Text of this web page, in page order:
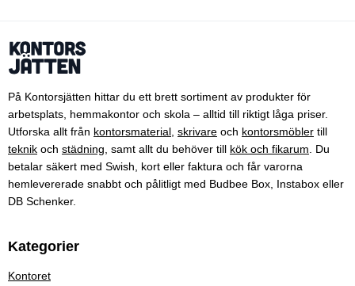
På Kontorsjätten hittar du ett brett sortiment av produkter för
arbetsplats, hemmakontor och skola – alltid till riktigt låga priser.
Utforska allt från kontorsmaterial skrivare och kontorsmöbler till
teknik och städning , samt allt du behöver till kök och fikarum . Du
betalar säkert med Swish, kort eller faktura och får varorna
hemlevererade snabbt och pålitligt med Budbee Box, Instabox eller
DB Schenker.
Kategorier
Kontoret